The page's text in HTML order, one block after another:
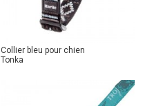
Collier bleu pour chien
Tonka